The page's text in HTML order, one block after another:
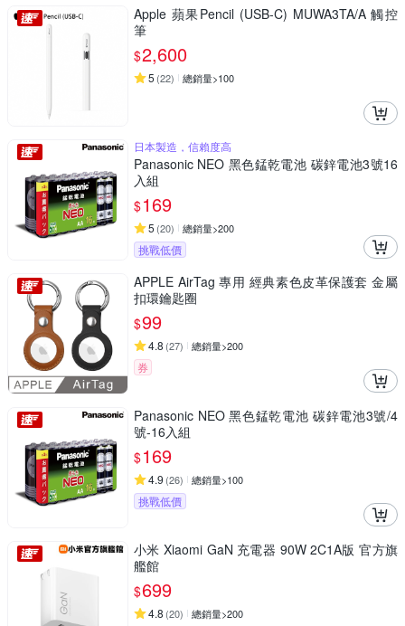
Apple 蘋果Pencil (USB-C) MUWA3TA/A 觸控
筆
$2,600
5 (22) 總銷量>100
日本製造，信賴度高
Panasonic NEO 黑色錳乾電池 碳鋅電池3號16
入組
$169
5 (20) 總銷量>200
挑戰低價
APPLE AirTag 專用 經典素色皮革保護套 金屬
扣環鑰匙圈
$99
4.8 (27) 總銷量>200
券
Panasonic NEO 黑色錳乾電池 碳鋅電池3號/4
號-16入組
$169
4.9 (26) 總銷量>100
挑戰低價
小米 Xiaomi GaN 充電器 90W 2C1A版 官方旗
艦館
$699
4.8 (20) 總銷量>200